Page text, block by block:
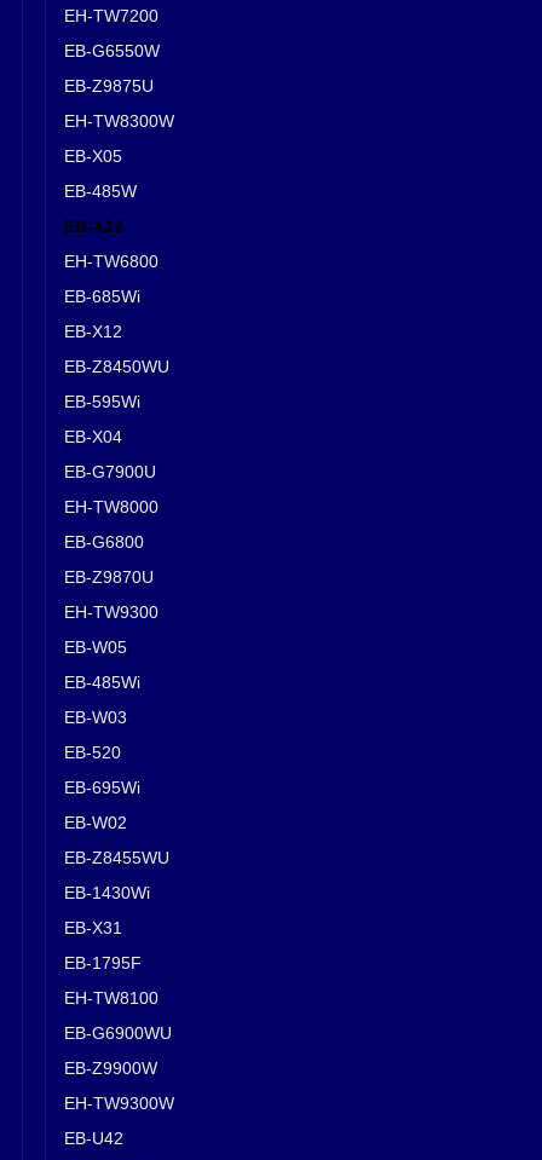
EH-TW7200
EB-G6550W
EB-Z9875U
EH-TW8300W
EB-X05
EB-485W
EB-X22
EH-TW6800
EB-685Wi
EB-X12
EB-Z8450WU
EB-595Wi
EB-X04
EB-G7900U
EH-TW8000
EB-G6800
EB-Z9870U
EH-TW9300
EB-W05
EB-485Wi
EB-W03
EB-520
EB-695Wi
EB-W02
EB-Z8455WU
EB-1430Wi
EB-X31
EB-1795F
EH-TW8100
EB-G6900WU
EB-Z9900W
EH-TW9300W
EB-U42